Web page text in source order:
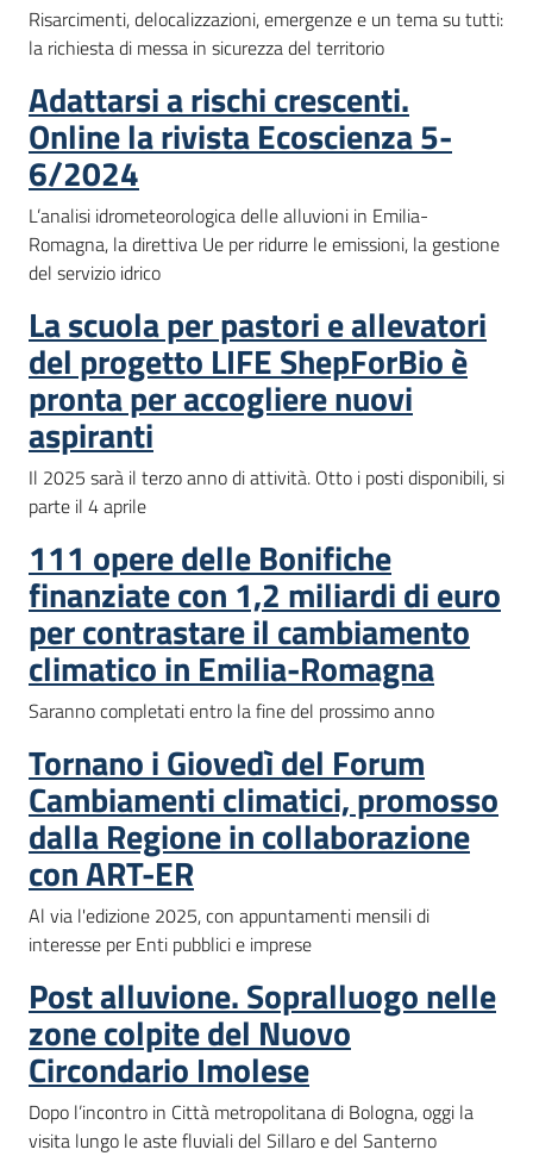
Risarcimenti, delocalizzazioni, emergenze e un tema su tutti:
la richiesta di messa in sicurezza del territorio
Adattarsi a rischi crescenti.
Online la rivista Ecoscienza 5-
6/2024
L’analisi idrometeorologica delle alluvioni in Emilia-
Romagna, la direttiva Ue per ridurre le emissioni, la gestione
del servizio idrico
La scuola per pastori e allevatori
del progetto LIFE ShepForBio è
pronta per accogliere nuovi
aspiranti
Il 2025 sarà il terzo anno di attività. Otto i posti disponibili, si
parte il 4 aprile
111 opere delle Bonifiche
finanziate con 1,2 miliardi di euro
per contrastare il cambiamento
climatico in Emilia-Romagna
Saranno completati entro la fine del prossimo anno
Tornano i Giovedì del Forum
Cambiamenti climatici, promosso
dalla Regione in collaborazione
con ART-ER
Al via l'edizione 2025, con appuntamenti mensili di
interesse per Enti pubblici e imprese
Post alluvione. Sopralluogo nelle
zone colpite del Nuovo
Circondario Imolese
Dopo l’incontro in Città metropolitana di Bologna, oggi la
visita lungo le aste fluviali del Sillaro e del Santerno